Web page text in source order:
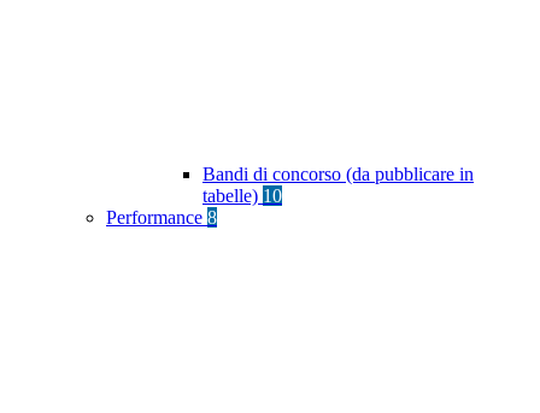
Bandi di concorso (da pubblicare in
tabelle) 10
Performance 8